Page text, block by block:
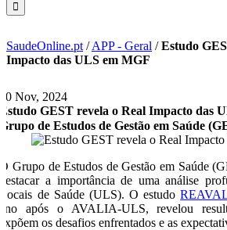
SaudeOnline.pt /APP - Geral /Estudo
Impacto das ULS em MGF
20 Nov, 2024
Estudo GEST revela o Real Impacto das
Grupo de Estudos de Gestão em Saúde
O Grupo de Estudos de Gestão em Saúde
destacar a importância de uma análise
Locais de Saúde (ULS). O estudo
ano após o AVALIA-ULS, revelou
expõem os desafios enfrentados e as